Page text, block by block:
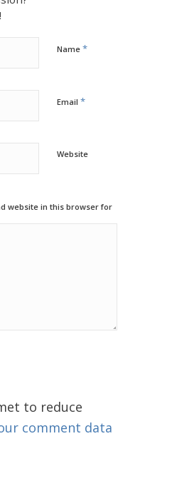
Name *
Email *
Website
website in this browser for
to reduce
comment data